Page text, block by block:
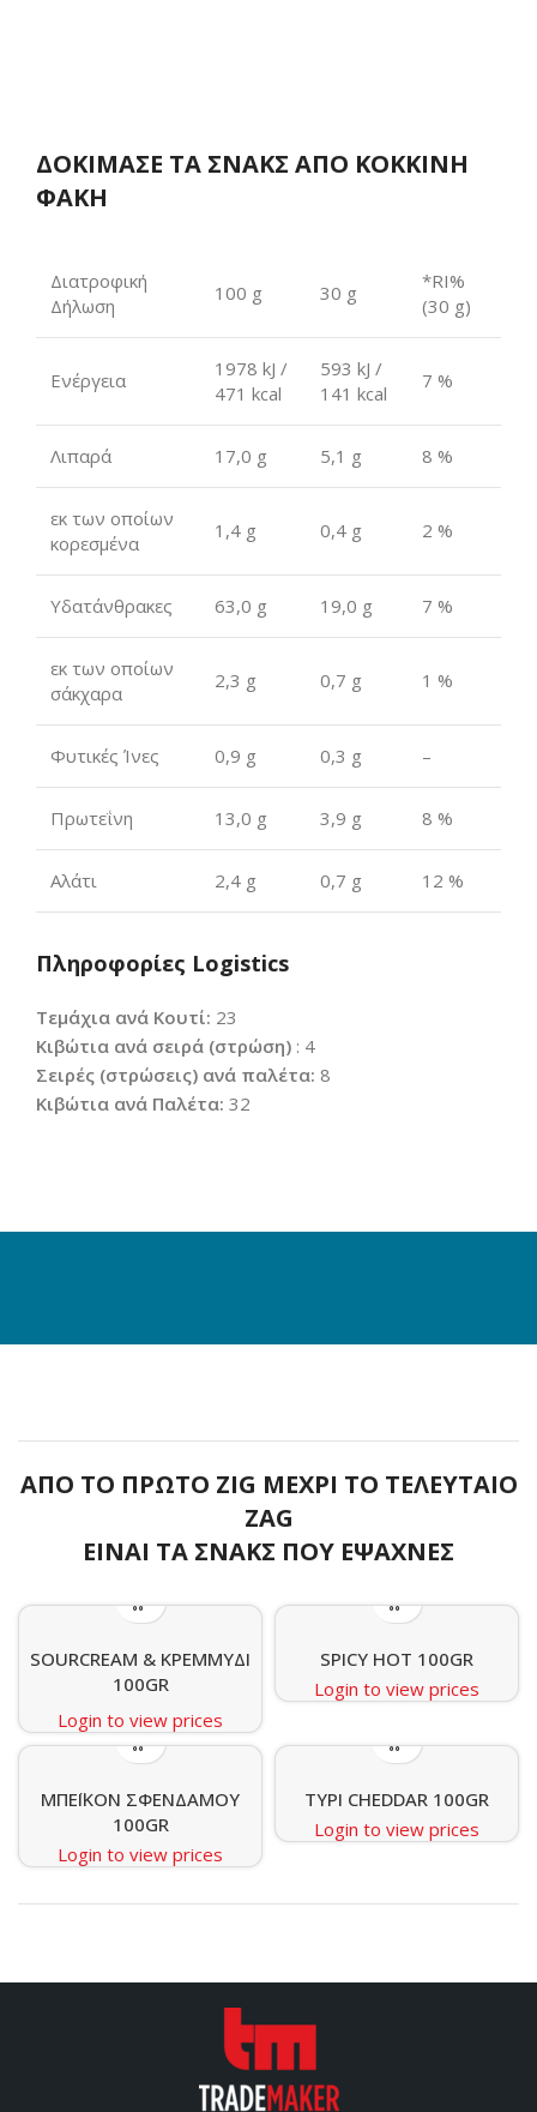
ΔΟΚΙΜΑΣΕ ΤΑ ΣΝΑΚΣ ΑΠΟ ΚΟΚΚΙΝΗ
ΦΑΚΗ
Διατροφική
Δήλωση
100 g 30 g
*RI%
(30 g)
Ενέργεια
1978 kJ /
471 kcal
593 kJ /
141 kcal
7 %
Λιπαρά 17,0 g 5,1 g 8 %
εκ των οποίων
κορεσμένα
1,4 g 0,4 g 2 %
Υδατάνθρακες 63,0 g 19,0 g 7 %
εκ των οποίων
σάκχαρα
2,3 g 0,7 g 1 %
Φυτικές Ίνες 0,9 g 0,3 g –
Πρωτεΐνη 13,0 g 3,9 g 8 %
Αλάτι 2,4 g 0,7 g 12 %
Πληροφορίες Logistics
Τεμάχια ανά Κουτί: 23
Κιβώτια ανά σειρά (στρώση) : 4
Σειρές (στρώσεις) ανά παλέτα: 8
Κιβώτια ανά Παλέτα: 32
ΑΠΟ ΤΟ ΠΡΩΤΟ ZIG ΜΕΧΡΙ ΤΟ ΤΕΛΕΥΤΑΙΟ
ZAG
ΕΙΝΑΙ ΤΑ ΣΝΑΚΣ ΠΟΥ ΕΨΑΧΝΕΣ
SOURCREAM & ΚΡΕΜΜΥΔΙ
100GR
Login to view prices
SPICY HOT 100GR
Login to view prices
ΜΠΕΪΚΟΝ ΣΦΕΝΔΑΜΟΥ
100GR
Login to view prices
ΤΥΡΙ CHEDDAR 100GR
Login to view prices